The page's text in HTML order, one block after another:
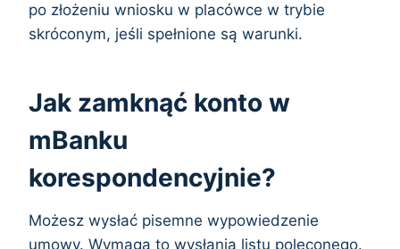
po złożeniu wniosku w placówce w trybie
skróconym, jeśli spełnione są warunki.
Jak zamknąć konto w
mBanku
korespondencyjnie?
Możesz wysłać pisemne wypowiedzenie
umowy. Wymaga to wysłania listu poleconego.